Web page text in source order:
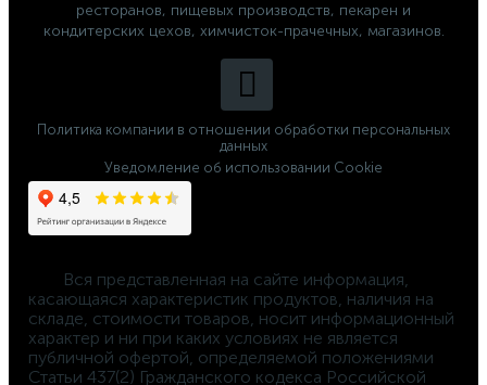
ресторанов, пищевых производств, пекарен и
кондитерских цехов, химчисток-прачечных, магазинов.
Политика компании в отношении обработки персональных
данных
Уведомление об использовании Cookie
касающаяся характеристик продуктов, наличия на
складе, стоимости товаров, носит информационный
характер и ни при каких условиях не является
публичной офертой, определяемой положениями
Статьи 437(2) Гражданского кодекса Российской